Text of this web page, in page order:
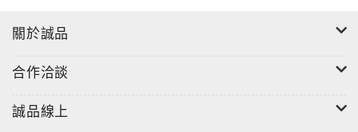
關於誠品
合作洽談
誠品線上